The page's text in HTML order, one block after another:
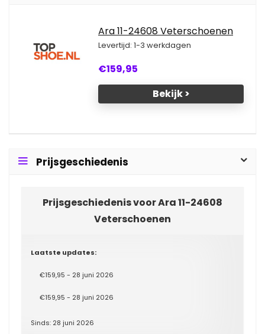
Ara 11-24608 Veterschoenen
Levertijd: 1-3 werkdagen
€159,95
Bekijk >
Prijsgeschiedenis
Prijsgeschiedenis voor Ara 11-24608
Veterschoenen
Laatste updates:
€159,95 - 28 juni 2026
€159,95 - 28 juni 2026
Sinds: 28 juni 2026